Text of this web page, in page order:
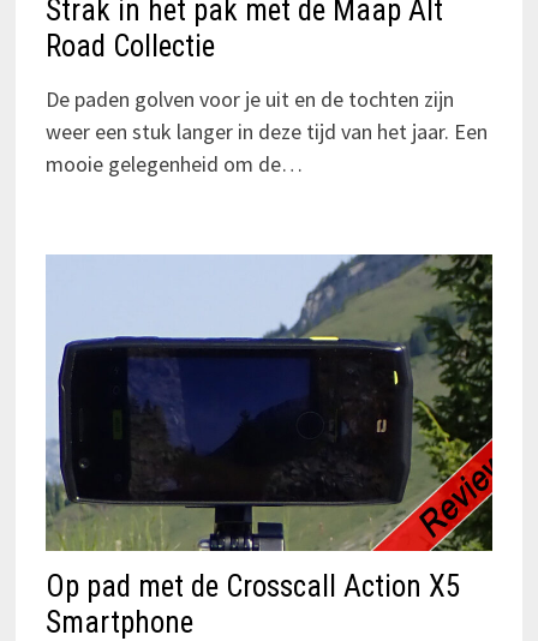
Strak in het pak met de Maap Alt
Road Collectie
De paden golven voor je uit en de tochten zijn
weer een stuk langer in deze tijd van het jaar. Een
mooie gelegenheid om de…
Op pad met de Crosscall Action X5
Smartphone